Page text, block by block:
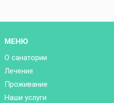
МЕНЮ
О санатории
Лечение
Проживание
Наши услуги